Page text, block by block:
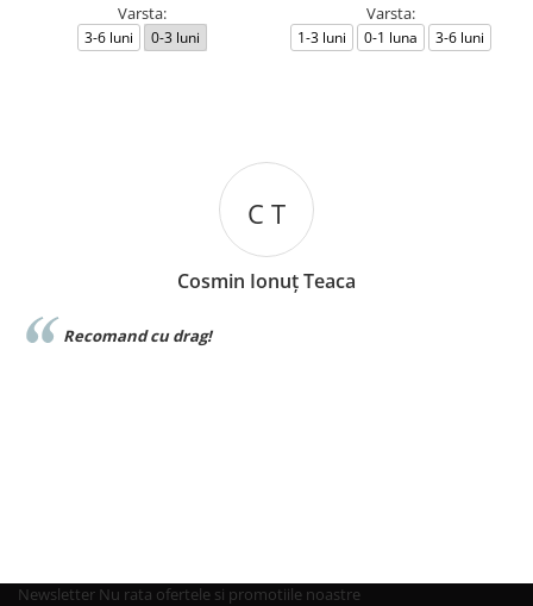
Varsta:
3-6 luni 0-3 luni
Varsta:
1-3 luni 0-1 luna 3-6 luni
C T
Cosmin Ionuț Teaca
Recomand cu drag!
Newsletter Nu rata ofertele si promotiile noastre